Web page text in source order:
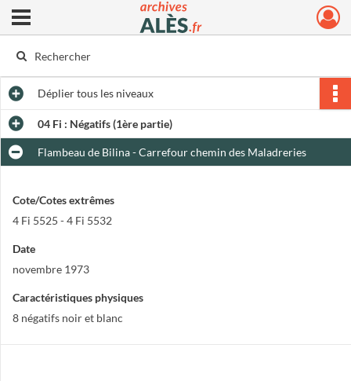
Archives municipales d'Alès
Ouvrir le menu déroulant
Dépliertous les niveaux
04 Fi : Négatifs (1ère partie)
Flambeau de Bilina - Carrefour chemin des Maladreries
Cote/Cotes extrêmes
4 Fi 5525 - 4 Fi 5532
Date
novembre 1973
Caractéristiques physiques
8 négatifs noir et blanc